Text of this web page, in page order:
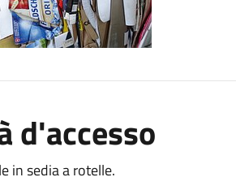
d'accesso
in sedia a rotelle.